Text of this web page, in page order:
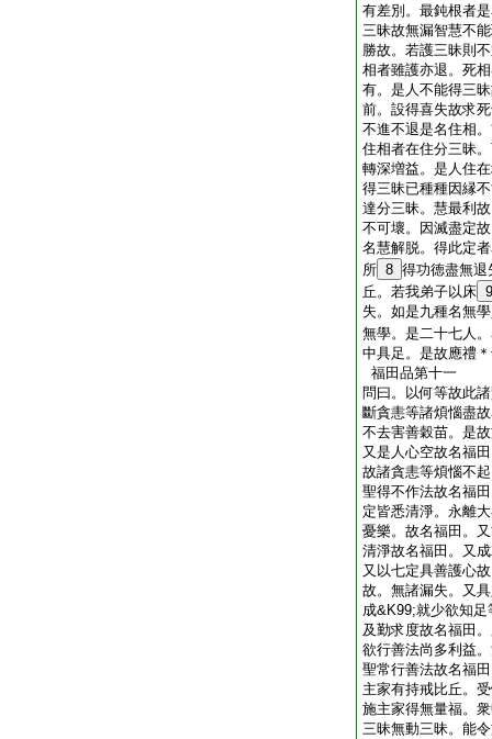
有差別。最鈍根者
三昧故無漏智慧不
勝故。若護三昧則
相者雖護亦退。死
有。是人不能得三
前。設得喜失故求
不進不退是名住相
住相者在住分三昧
轉深増益。是人住
得三昧已種種因縁
達分三昧。慧最利
不可壞。因滅盡定
名慧解脱。得此定
所 8 得功徳盡無退
丘。若我弟子以床 9
失。如是九種名無
無學。是二十七人
中具足。是故應禮
福田品第十一
問曰。以何等故此
斷貪恚等諸煩惱盡
不去害善穀苗。是
又是人心空故名福
故諸貪恚等煩惱不
聖得不作法故名福
定皆悉清淨。永離
憂樂。故名福田。
清淨故名福田。又
又以七定具善護心
故。無諸漏失。又
成&K99;就少欲知
及勤求度故名福田
欲行善法尚多利益
聖常行善法故名福
主家有持戒比丘。
施主家得無量福。
三昧無動三昧。能